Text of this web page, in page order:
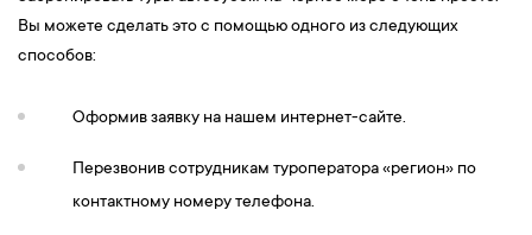
Вы можете сделать это с помощью одного из следующих
способов:
Оформив заявку на нашем интернет-сайте.
Перезвонив сотрудникам туроператора «регион» по
контактному номеру телефона.